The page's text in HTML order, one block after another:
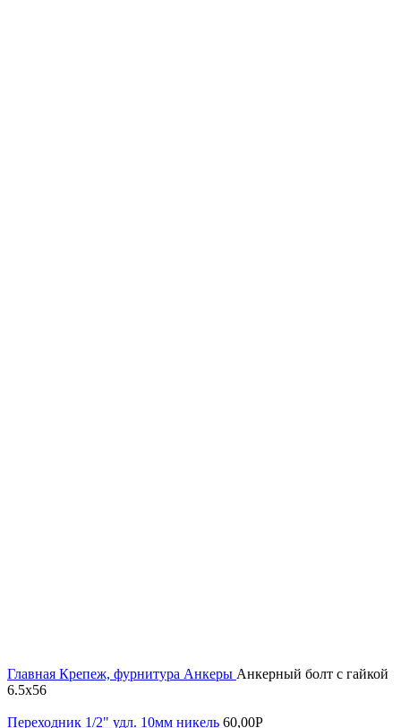
Главная Крепеж, фурнитура Анкеры Анкерный болт с гайкой
6.5х56
Переходник 1/2" удл. 10мм никель 60,00Р